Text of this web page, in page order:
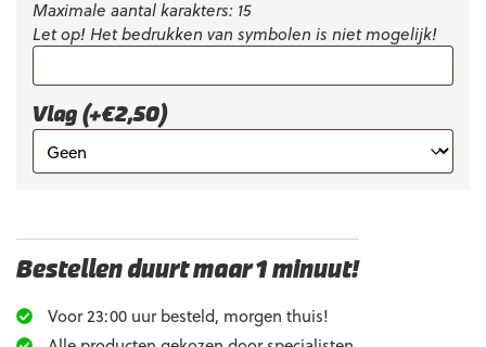
Maximale aantal karakters: 15
Let op! Het bedrukken van symbolen is niet mogelijk!
Vlag (+€2,50)
Bestellen duurt maar 1 minuut!
Voor 23:00 uur besteld, morgen thuis!